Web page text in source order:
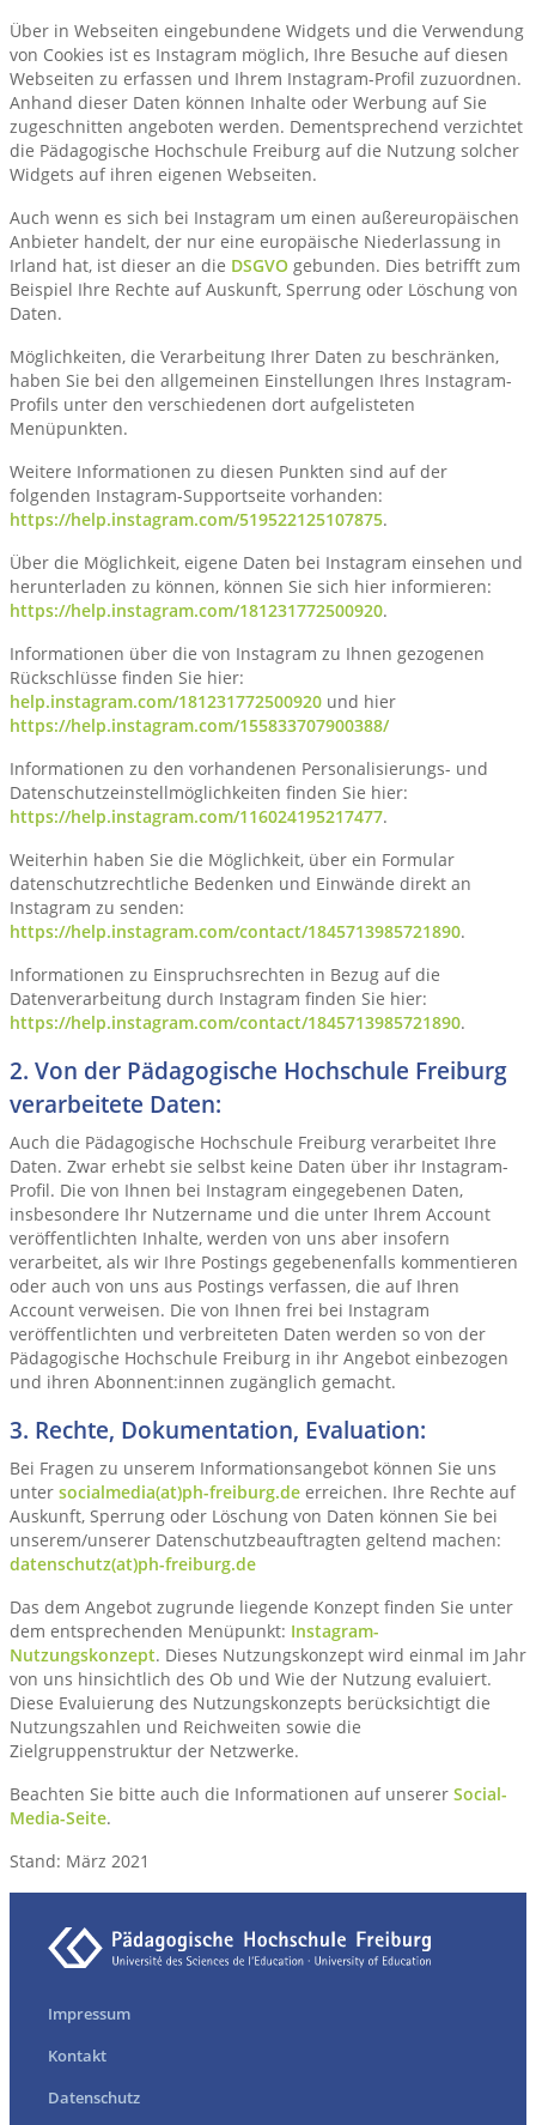
Über in Webseiten eingebundene Widgets und die Verwendung
von Cookies ist es Instagram möglich, Ihre Besuche auf diesen
Webseiten zu erfassen und Ihrem Instagram-Profil zuzuordnen.
Anhand dieser Daten können Inhalte oder Werbung auf Sie
zugeschnitten angeboten werden. Dementsprechend verzichtet
die Pädagogische Hochschule Freiburg auf die Nutzung solcher
Widgets auf ihren eigenen Webseiten.
Auch wenn es sich bei Instagram um einen außereuropäischen
Anbieter handelt, der nur eine europäische Niederlassung in
Irland hat, ist dieser an die DSGVO gebunden. Dies betrifft zum
Beispiel Ihre Rechte auf Auskunft, Sperrung oder Löschung von
Daten.
Möglichkeiten, die Verarbeitung Ihrer Daten zu beschränken,
haben Sie bei den allgemeinen Einstellungen Ihres Instagram-
Profils unter den verschiedenen dort aufgelisteten
Menüpunkten.
Weitere Informationen zu diesen Punkten sind auf der
folgenden Instagram-Supportseite vorhanden:
https://help.instagram.com/519522125107875.
Über die Möglichkeit, eigene Daten bei Instagram einsehen und
herunterladen zu können, können Sie sich hier informieren:
https://help.instagram.com/181231772500920.
Informationen über die von Instagram zu Ihnen gezogenen
Rückschlüsse finden Sie hier:
help.instagram.com/181231772500920 und hier
https://help.instagram.com/155833707900388/
Informationen zu den vorhandenen Personalisierungs- und
Datenschutzeinstellmöglichkeiten finden Sie hier:
https://help.instagram.com/116024195217477.
Weiterhin haben Sie die Möglichkeit, über ein Formular
datenschutzrechtliche Bedenken und Einwände direkt an
Instagram zu senden:
https://help.instagram.com/contact/1845713985721890.
Informationen zu Einspruchsrechten in Bezug auf die
Datenverarbeitung durch Instagram finden Sie hier:
https://help.instagram.com/contact/1845713985721890.
2. Von der Pädagogische Hochschule Freiburg
verarbeitete Daten:
Auch die Pädagogische Hochschule Freiburg verarbeitet Ihre
Daten. Zwar erhebt sie selbst keine Daten über ihr Instagram-
Profil. Die von Ihnen bei Instagram eingegebenen Daten,
insbesondere Ihr Nutzername und die unter Ihrem Account
veröffentlichten Inhalte, werden von uns aber insofern
verarbeitet, als wir Ihre Postings gegebenenfalls kommentieren
oder auch von uns aus Postings verfassen, die auf Ihren
Account verweisen. Die von Ihnen frei bei Instagram
veröffentlichten und verbreiteten Daten werden so von der
Pädagogische Hochschule Freiburg in ihr Angebot einbezogen
und ihren Abonnent:innen zugänglich gemacht.
3. Rechte, Dokumentation, Evaluation:
Bei Fragen zu unserem Informationsangebot können Sie uns
unter socialmedia(at)ph-freiburg.de erreichen. Ihre Rechte auf
Auskunft, Sperrung oder Löschung von Daten können Sie bei
unserem/unserer Datenschutzbeauftragten geltend machen:
datenschutz(at)ph-freiburg.de
Das dem Angebot zugrunde liegende Konzept finden Sie unter
dem entsprechenden Menüpunkt: Instagram-
Nutzungskonzept. Dieses Nutzungskonzept wird einmal im Jahr
von uns hinsichtlich des Ob und Wie der Nutzung evaluiert.
Diese Evaluierung des Nutzungskonzepts berücksichtigt die
Nutzungszahlen und Reichweiten sowie die
Zielgruppenstruktur der Netzwerke.
Beachten Sie bitte auch die Informationen auf unserer Social-
Media-Seite.
Stand: März 2021
Impressum
Kontakt
Datenschutz